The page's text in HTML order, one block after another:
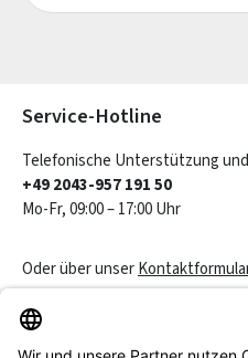
Service-Hotline
Telefonische Unterstützung
+49 2043-957 191 50
Mo-Fr, 09:00 – 17:00 Uhr
Oder über unser